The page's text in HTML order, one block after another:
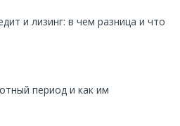
и лизинг: в чем разница и что
период и как им